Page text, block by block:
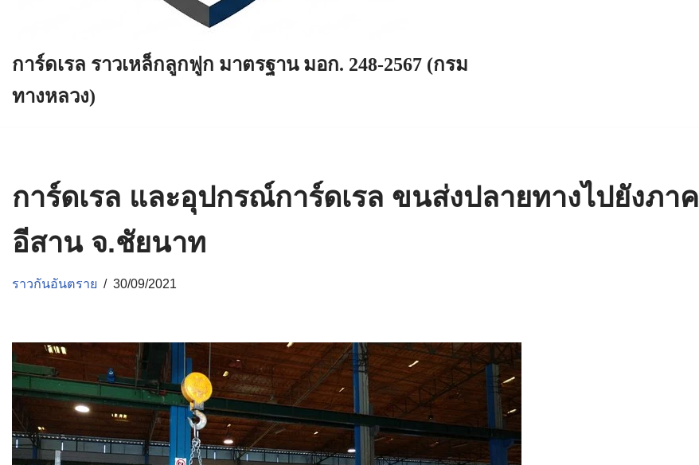
การ์ดเรล ราวเหล็กลูกฟูก มาตรฐาน มอก. 248-2567 (กรม
ทางหลวง)
การ์ดเรล และอุปกรณ์การ์ดเรล ขนส่งปลายทางไปยังภาค
อีสาน จ.ชัยนาท
ราวกันอันตราย 30/09/2021